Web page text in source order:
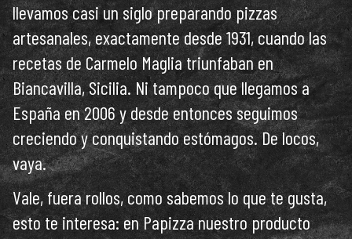
llevamos casi un siglo preparando pizzas
artesanales, exactamente desde 1931, cuando las
recetas de Carmelo Maglia triunfaban en
Biancavilla, Sicilia. Ni tampoco que llegamos a
España en 2006 y desde entonces seguimos
creciendo y conquistando estómagos. De locos,
vaya.
Vale, fuera rollos, como sabemos lo que te gusta,
esto te interesa: en Papizza nuestro producto